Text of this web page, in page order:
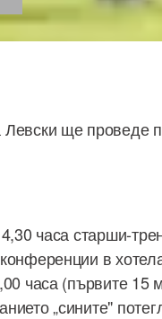
ще проведе
часа старши-
в
часа (първите
„сините"